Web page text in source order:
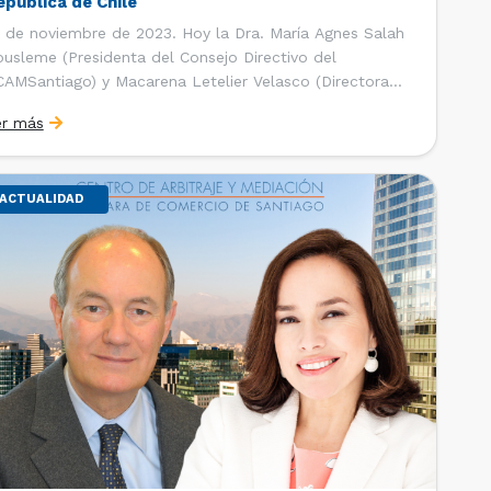
de noviembre de 2023. Hoy la Dra. María Agnes Salah
(Presidenta del Consejo Directivo del
y Macarena Letelier Velasco (Directora
con el Ministro de Justicia y Derechos
de la República de Chile, el Dr. Luis Cordero
La […]
más
ACTUALIDAD